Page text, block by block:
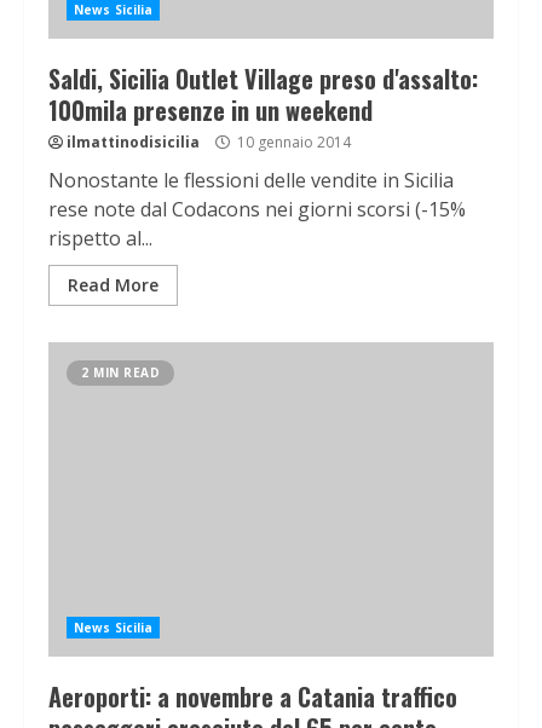
News Sicilia
Saldi, Sicilia Outlet Village preso d'assalto:
100mila presenze in un weekend
ilmattinodisicilia 10 gennaio 2014
Nonostante le flessioni delle vendite in Sicilia
rese note dal Codacons nei giorni scorsi (-15%
rispetto al...
Read More
2 MIN READ
News Sicilia
Aeroporti: a novembre a Catania traffico